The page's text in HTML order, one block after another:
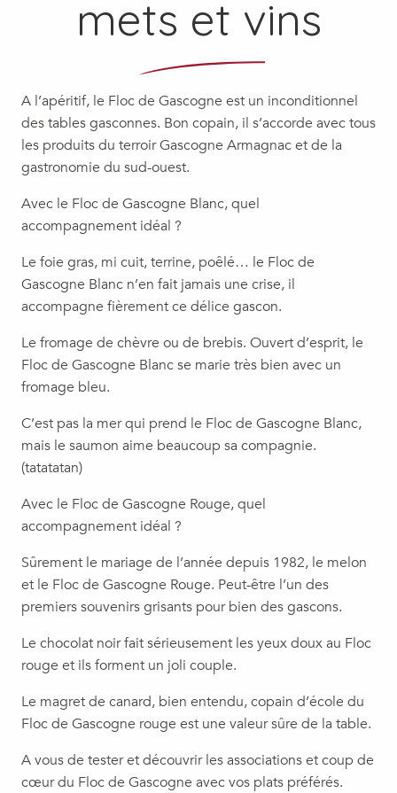
mets et vins
A l’apéritif, le Floc de Gascogne est un inconditionnel
des tables gasconnes. Bon copain, il s’accorde avec tous
les produits du terroir Gascogne Armagnac et de la
gastronomie du sud-ouest.
Avec le Floc de Gascogne Blanc, quel
accompagnement idéal ?
Le foie gras, mi cuit, terrine, poêlé… le Floc de
Gascogne Blanc n’en fait jamais une crise, il
accompagne fièrement ce délice gascon.
Le fromage de chèvre ou de brebis. Ouvert d’esprit, le
Floc de Gascogne Blanc se marie très bien avec un
fromage bleu.
C’est pas la mer qui prend le Floc de Gascogne Blanc,
mais le saumon aime beaucoup sa compagnie.
(tatatatan)
Avec le Floc de Gascogne Rouge, quel
accompagnement idéal ?
Sûrement le mariage de l’année depuis 1982, le melon
et le Floc de Gascogne Rouge. Peut-être l’un des
premiers souvenirs grisants pour bien des gascons.
Le chocolat noir fait sérieusement les yeux doux au Floc
rouge et ils forment un joli couple.
Le magret de canard, bien entendu, copain d’école du
Floc de Gascogne rouge est une valeur sûre de la table.
A vous de tester et découvrir les associations et coup de
cœur du Floc de Gascogne avec vos plats préférés.